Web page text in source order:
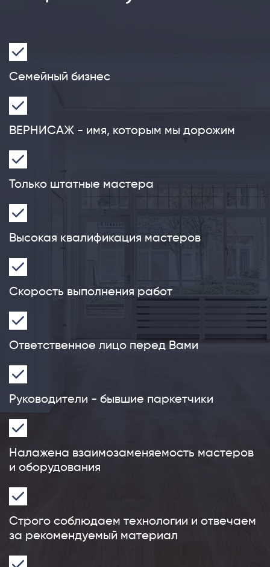
Семейный бизнес
ВЕРНИСАЖ - имя, которым мы дорожим
Только штатные мастера
Высокая квалификация мастеров
Скорость выполнения работ
Ответственное лицо перед Вами
Руководители - бывшие паркетчики
Налажена взаимозаменяемость мастеров
и оборудования
Строго соблюдаем технологии и отвечаем
за рекомендуемый материал